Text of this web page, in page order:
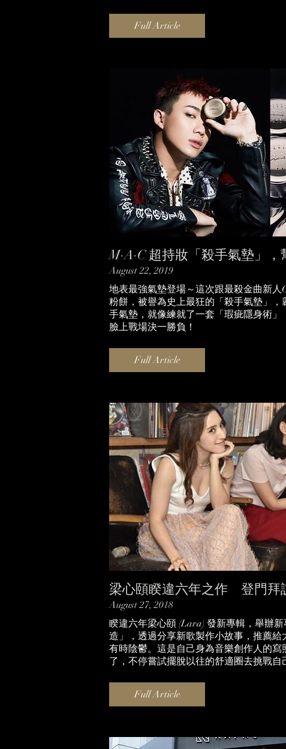
Full Article
M·A·C 超持妝「殺手氣墊」
August 22, 2019
地表最強氣墊登場～這次跟最殺金曲新
粉餅，被譽為史上最狂的「殺手氣墊」
手氣墊，就像練就了一套「瑕疵隱身術
臉上戰場決一勝負！
Full Article
梁心頤睽違六年之作 登門拜
August 27, 2018
睽違六年梁心頤 (Lara) 發新專輯，舉辦
造」，透過分享新歌製作小故事，推薦
有時陰鬱。這是自己身為音樂創作人的
了，不停嘗試擺脫以往的舒適圈去挑戰自
Full Article